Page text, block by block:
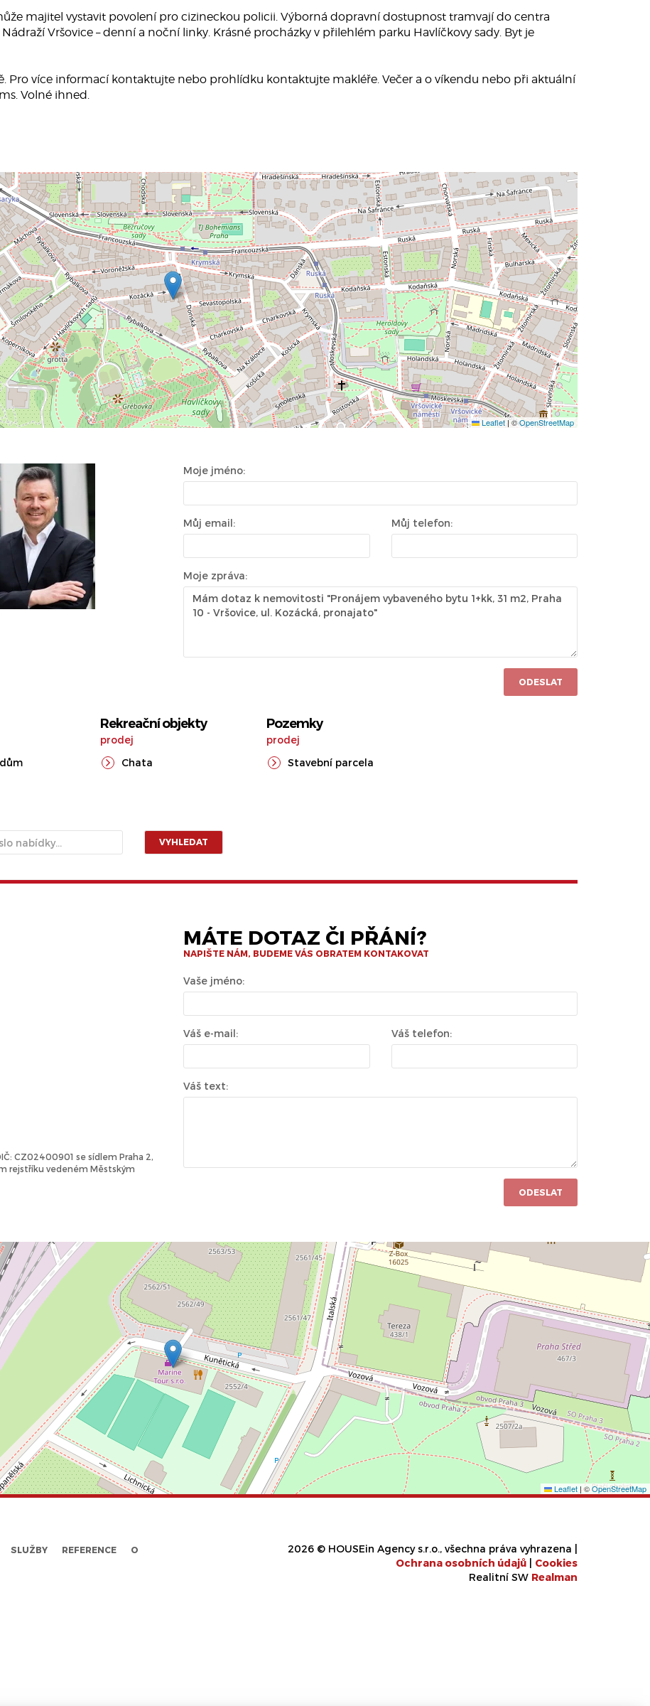
majitel vystavit povolení pro cizineckou policii. Výborná dopravní dostupnost tramvají do centra
Vršovice – denní a noční linky. Krásné procházky v přilehlém parku Havlíčkovy sady. Byt je
Pro více informací kontaktujte nebo prohlídku kontaktujte makléře. Večer a o víkendu nebo při aktuální
Volné ihned.
Leaflet |©OpenStreetMap
Moje jméno:
Můj email: Můj telefon:
Moje zpráva:
ODESLAT
Rekreační objekty
prodej
Chata
Pozemky
prodej
Stavební parcela
VYHLEDAT
CZ02400901 se sídlem Praha 2,
rejstříku vedeném Městským
MÁTE DOTAZ ČI PŘÁNÍ?
NAPIŠTE NÁM, BUDEME VÁS OBRATEM KONTAKOVAT
Vaše jméno:
Váš e-mail: Váš telefon:
Váš text:
ODESLAT
Leaflet |©OpenStreetMap
SLUŽBY REFERENCE
O
2026 © HOUSEin Agency s.r.o., všechna práva vyhrazena |
Ochrana osobních údajů
Cookies
Realitní SW Realman